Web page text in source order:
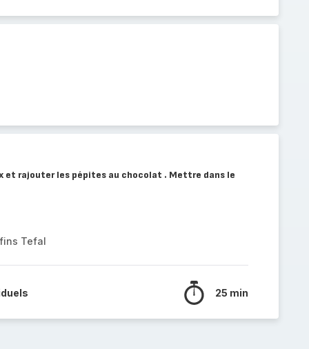
et rajouter les pépites au chocolat . Mettre dans le
Tefal
25 min